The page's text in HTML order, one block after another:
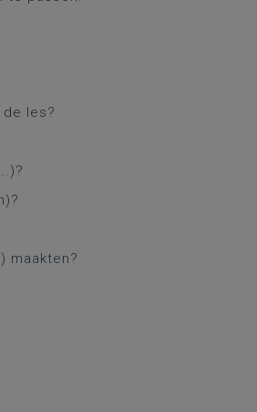
les?
maakten?